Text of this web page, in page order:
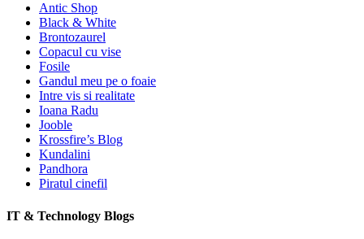
Antic Shop
Black & White
Brontozaurel
Copacul cu vise
Fosile
Gandul meu pe o foaie
Intre vis si realitate
Ioana Radu
Jooble
Krossfire’s Blog
Kundalini
Pandhora
Piratul cinefil
IT & Technology Blogs